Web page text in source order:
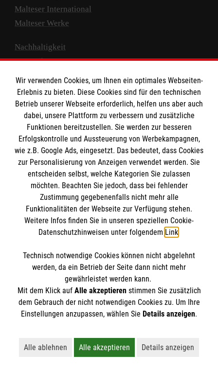
Malteser International
Malteser Werke
Nachhaltigkeit
Prävention
Compliance
Transparenz
Spenden und Helfen
Spendenkonto
Empfänger: Malteser Hilfsdienst e.V.
IBAN: DE10 3706 0120 1201 2000 12
BIC: GENODED 1PA7
Newsletter abonnieren
Cookies verwalten Impressum | Datenschutz
Wir verwenden Cookies, um Ihnen ein optimales Webseiten-
Erlebnis zu bieten. Diese Cookies sind für den technischen
Betrieb unserer Webseite erforderlich, helfen uns aber auch
dabei, unsere Plattform zu verbessern und zusätzliche
Funktionen bereitzustellen. Sie werden zur besseren
Erfolgskontrolle und Aussteuerung von Werbekampagnen,
wie z.B. Google Ads, eingesetzt. Das bedeutet, dass Cookies
zur Personalisierung von Anzeigen verwendet werden. Sie
entscheiden selbst, welche Kategorien Sie zulassen
möchten. Beachten Sie jedoch, dass bei fehlender
Zustimmung gegebenenfalls nicht mehr alle
Funktionalitäten der Webseite zur Verfügung stehen.
Weitere Infos finden Sie in unseren speziellen Cookie-
Datenschutzhinweisen unter folgendem Link.
Technisch notwendige Cookies können nicht abgelehnt
werden, da ein Betrieb der Seite dann nicht mehr
gewährleistet werden kann.
Mit dem Klick auf Alle akzeptierenstimmen Sie zusätzlich
dem Gebrauch der nicht notwendigen Cookies zu. Um Ihre
Einstellungen anzupassen, wählen Sie Details anzeigen.
Alle ablehnen
Lehnt alle nicht-essentiellen Cookies ab
Alle akzeptieren
Akzeptiert alle Cookies
Details anzeigen